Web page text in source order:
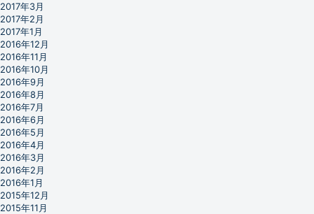
2017年3月
2017年2月
2017年1月
2016年12月
2016年11月
2016年10月
2016年9月
2016年8月
2016年7月
2016年6月
2016年5月
2016年4月
2016年3月
2016年2月
2016年1月
2015年12月
2015年11月